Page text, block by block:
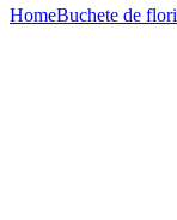
HomeBuchete de flori